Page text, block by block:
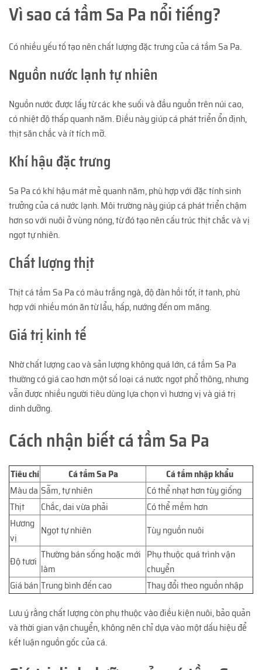
Vì sao cá tầm Sa Pa nổi tiếng?
Có nhiều yếu tố tạo nên chất lượng đặc trưng của cá tầm Sa Pa.
Nguồn nước lạnh tự nhiên
Nguồn nước được lấy từ các khe suối và đầu nguồn trên núi cao,
có nhiệt độ thấp quanh năm. Điều này giúp cá phát triển ổn định,
thịt săn chắc và ít tích mỡ.
Khí hậu đặc trưng
Sa Pa có khí hậu mát mẻ quanh năm, phù hợp với đặc tính sinh
trưởng của cá nước lạnh. Môi trường này giúp cá phát triển chậm
hơn so với nuôi ở vùng nóng, từ đó tạo nên cấu trúc thịt chắc và vị
ngọt tự nhiên.
Chất lượng thịt
Thịt cá tầm Sa Pa có màu trắng ngà, độ đàn hồi tốt, ít tanh, phù
hợp với nhiều món ăn từ lẩu, hấp, nướng đến om măng.
Giá trị kinh tế
Nhờ chất lượng cao và sản lượng không quá lớn, cá tầm Sa Pa
thường có giá cao hơn một số loại cá nước ngọt phổ thông, nhưng
vẫn được nhiều người tiêu dùng lựa chọn vì hương vị và giá trị
dinh dưỡng.
Cách nhận biết cá tầm Sa Pa
Tiêu chí Cá tầm Sa Pa
Cá tầm nhập khẩu
Màu da Sẫm, tự nhiên
Có thể nhạt hơn tùy giống
Thịt
Chắc, dai vừa phải
Có thể mềm hơn
Hương
vị
Ngọt tự nhiên Tùy nguồn nuôi
Độ tươi Thường bán sống hoặc mới
làm
Phụ thuộc quá trình vận
chuyển
Giá bán Trung bình đến cao
Thay đổi theo nguồn nhập
Lưu ý rằng chất lượng còn phụ thuộc vào điều kiện nuôi, bảo quản
và thời gian vận chuyển, không nên chỉ dựa vào một dấu hiệu để
kết luận nguồn gốc của cá.